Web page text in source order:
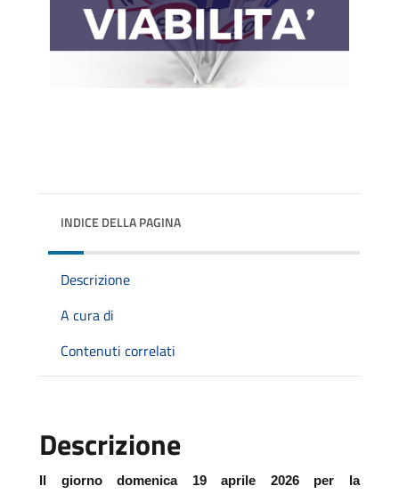
INDICE DELLA PAGINA
Descrizione
A cura di
Contenuti correlati
Descrizione
giorno domenica 19 aprile 2026 per la